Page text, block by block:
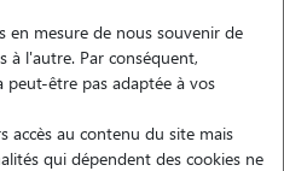
en mesure de nous souvenir de
à l'autre. Par conséquent,
peut-être pas adaptée à vos
accès au contenu du site mais
qui dépendent des cookies ne